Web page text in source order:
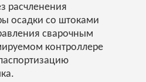
расчленения
осадки со штоками
сварочным
контроллере